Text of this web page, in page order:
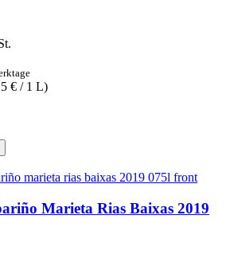
€ / 1 L)
Marieta Rias Baixas 2019